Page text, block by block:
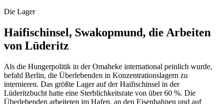
Die Lager
Haifischinsel, Swakopmund, die Arbeiten
von Lüderitz
Als die Hungerpolitik in der Omaheke international peinlich wurde,
befahl Berlin, die Überlebenden in Konzentrationslagern zu
internieren. Das größte Lager auf der Haifischinsel in der
Lüderitzbucht hatte eine Sterblichkeitsrate von über 60 %. Die
Überlebenden arbeiteten im Hafen, an den Eisenbahnen und auf